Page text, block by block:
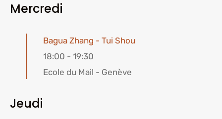
Mercredi
Bagua Zhang - Tui Shou
18:00 - 19:30
Ecole du Mail - Genève
Jeudi